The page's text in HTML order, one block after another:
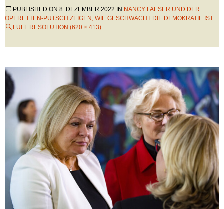
PUBLISHED ON 8. DEZEMBER 2022 IN NANCY FAESER UND DER
OPERETTEN-PUTSCH ZEIGEN, WIE GESCHWÄCHT DIE DEMOKRATIE IST
FULL RESOLUTION (620 × 413)